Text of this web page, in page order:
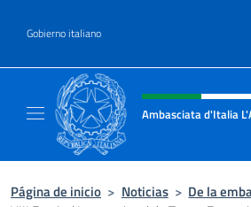
Gobierno italiano
Encabezado del
Ambasciata d'Italia
Página de inicio > Noticias > De la